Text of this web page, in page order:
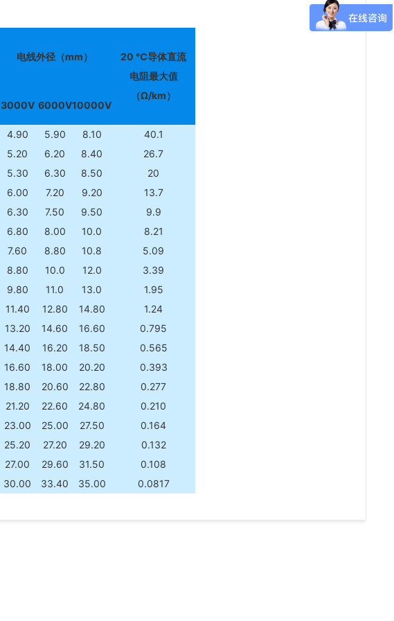
电线外径（mm） 20 ℃导体直流
电阻最大值
（Ω/km）
3000V 6000V10000V
4.90 5.90 8.10
40.1
5.20 6.20 8.40
26.7
5.30 6.30 8.50
20
6.00 7.20 9.20
13.7
6.30 7.50 9.50
9.9
6.80 8.00 10.0
8.21
7.60 8.80 10.8
5.09
8.80 10.0 12.0
3.39
9.80 11.0 13.0
1.95
11.40 12.80 14.80
1.24
13.20 14.60 16.60
0.795
14.40 16.20 18.50
0.565
16.60 18.00 20.20
0.393
18.80 20.60 22.80
0.277
21.20 22.60 24.80
0.210
23.00 25.00 27.50
0.164
25.20 27.20 29.20
0.132
27.00 29.60 31.50
0.108
30.00 33.40 35.00 0.0817